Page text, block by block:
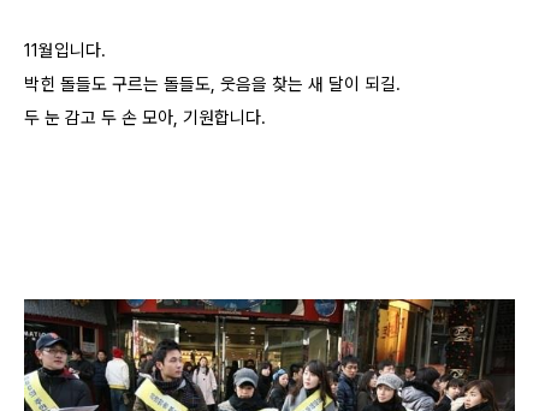
11월입니다.
박힌 돌들도 구르는 돌들도, 웃음을 찾는 새 달이 되길.
두 눈 감고 두 손 모아, 기원합니다.